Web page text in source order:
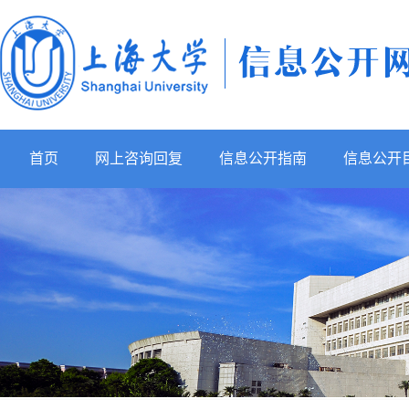
首页 网上咨询回复 信息公开指南 信息公开